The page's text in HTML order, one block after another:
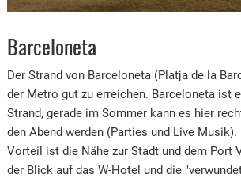
Barceloneta
Der Strand von Barceloneta (Platja de la
der Metro gut zu erreichen. Barceloneta ist
Strand, gerade im Sommer kann es hier
den Abend werden (Parties und Live Musik).
Vorteil ist die Nähe zur Stadt und dem Port
der Blick auf das W-Hotel und die